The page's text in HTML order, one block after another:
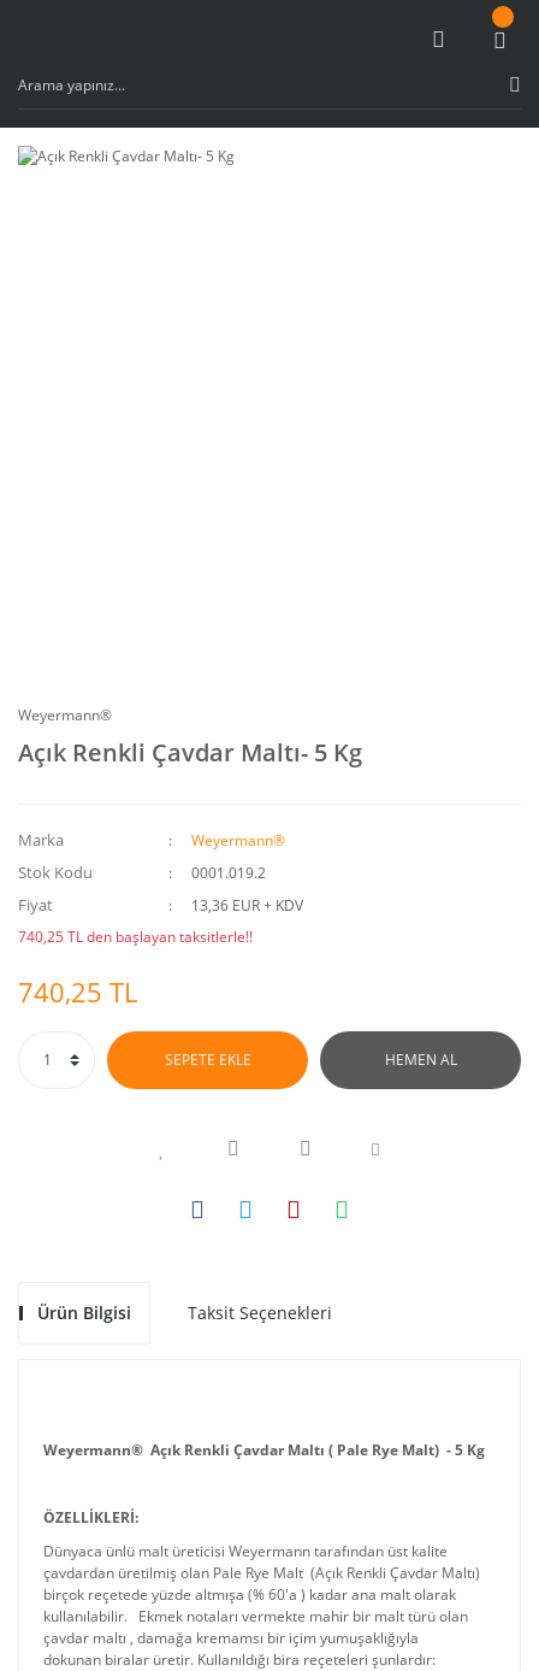
Weyermann®
Açık Renkli Çavdar Maltı- 5 Kg
Marka Weyermann®
Stok Kodu 0001.019.2
Fiyat
13,36 EUR + KDV
740,25 TL den başlayan taksitlerle!!
740,25 TL
SEPETE EKLE HEMEN AL
Ürün Bilgisi Taksit Seçenekleri
Weyermann® Açık Renkli Çavdar Maltı ( Pale Rye Malt) - 5 Kg
ÖZELLİKLERİ:
Dünyaca ünlü malt üreticisi Weyermann tarafından üst kalite
çavdardan üretilmiş olan Pale Rye Malt (Açık Renkli Çavdar Maltı)
birçok reçetede yüzde altmışa (% 60'a ) kadar ana malt olarak
kullanılabilir. Ekmek notaları vermekte mahir bir malt türü olan
çavdar maltı , damağa kremamsı bir içim yumuşaklığıyla
dokunan biralar üretir. Kullanıldığı bira reçeteleri şunlardır: